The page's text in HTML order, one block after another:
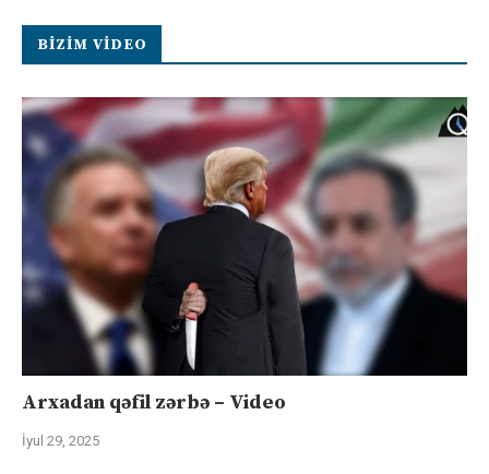
BIZIM VIDEO
Arxadan qəfil zərbə – Video
İyul 29, 2025